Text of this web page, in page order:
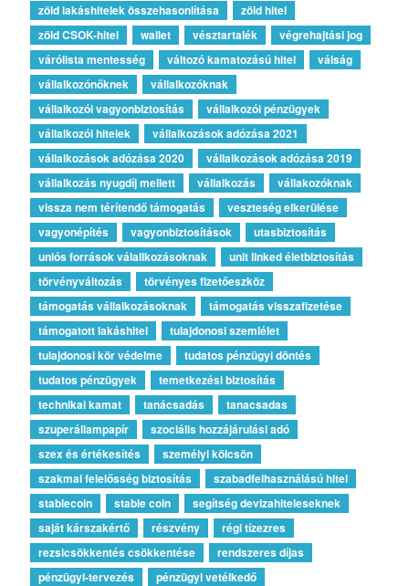
zöld lakáshitelek összehasonlítása
zöld hitel
zöld CSOK-hitel
wallet vésztartalék
végrehajtási jog
várólista mentesség
változó kamatozású hitel
válság
vállalkozónőknek
vállalkozóknak
vállalkozói vagyonbiztosítás
vállalkozói pénzügyek
vállalkozói hitelek
vállalkozások adózása 2021
vállalkozások adózása 2020
vállalkozások adózása 2019
vállalkozás nyugdíj mellett
vállalkozás
vállakozóknak
vissza nem térítendő támogatás
veszteség elkerülése
vagyonépítés
vagyonbiztosítások
utasbiztosítás
uniós források válallkozásoknak
unit linked életbiztosítás
törvényváltozás
törvényes fizetőeszköz
támogatás vállalkozásoknak
támogatás visszafizetése
támogatott lakáshitel
tulajdonosi szemlélet
tulajdonosi kör védelme
tudatos pénzügyi döntés
tudatos pénzügyek
temetkezési biztosítás
technikai kamat
tanácsadás
tanacsadas
szuperállampapír
szociális hozzájárulási adó
szex és értékesítés
személyi kölcsön
szakmai felelősség biztosítás
szabadfelhasználású hitel
stablecoin
stable coin
segítség devizahiteleseknek
saját kárszakértő
részvény
régi tízezres
rezsicsökkentés csökkentése
rendszeres díjas
pénzügyi-tervezés
pénzügyi vetélkedő